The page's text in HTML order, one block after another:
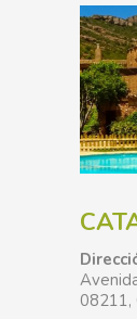
08211,